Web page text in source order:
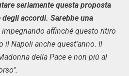
seriamente questa proposta
accordi. Sarebbe una
impegnando affinché questo ritiro
il Napoli anche quest'anno. Il
della Pace e non più al